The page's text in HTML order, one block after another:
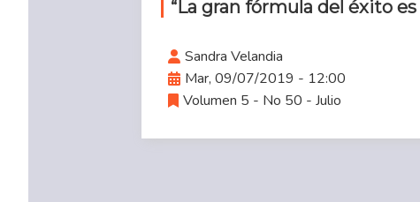
“La gran fórmula del éxito
Sandra Velandia
Mar, 09/07/2019 - 12:00
Volumen 5 - No 50 - Julio